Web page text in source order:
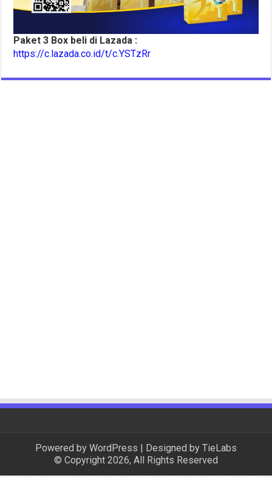
Paket 3 Box beli di Lazada :
https://c.lazada.co.id/t/c.YSTzRr
Powered by WordPress | Designed by TieLabs
© Copyright 2026, All Rights Reserved